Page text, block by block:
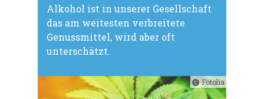
Alkohol ist in unserer Gesellschaft
das am weitesten verbreitete
Genussmittel, wird aber oft
unterschätzt.
Fotolia